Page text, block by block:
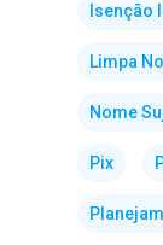
Isenção
Limpa
Nome
Pix